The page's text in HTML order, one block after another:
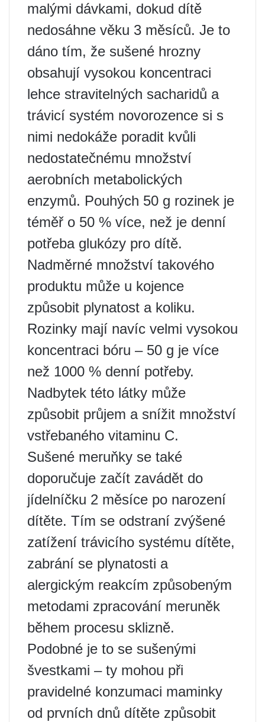
malými dávkami, dokud dítě
nedosáhne věku 3 měsíců. Je to
dáno tím, že sušené hrozny
obsahují vysokou koncentraci
lehce stravitelných sacharidů a
trávicí systém novorozence si s
nimi nedokáže poradit kvůli
nedostatečnému množství
aerobních metabolických
enzymů. Pouhých 50 g rozinek je
téměř o 50 % více, než je denní
potřeba glukózy pro dítě.
Nadměrné množství takového
produktu může u kojence
způsobit plynatost a koliku.
Rozinky mají navíc velmi vysokou
koncentraci bóru – 50 g je více
než 1000 % denní potřeby.
Nadbytek této látky může
způsobit průjem a snížit množství
vstřebaného vitaminu C.
Sušené meruňky se také
doporučuje začít zavádět do
jídelníčku 2 měsíce po narození
dítěte. Tím se odstraní zvýšené
zatížení trávicího systému dítěte,
zabrání se plynatosti a
alergickým reakcím způsobeným
metodami zpracování meruněk
během procesu sklizně.
Podobné je to se sušenými
švestkami – ty mohou při
pravidelné konzumaci maminky
od prvních dnů dítěte způsobit